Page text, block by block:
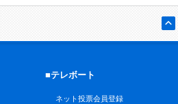
■テレボート
ネット投票会員登録